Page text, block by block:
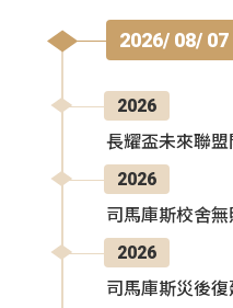
2026/ 08/ 07
2026
長耀盃未來聯
2026
司馬庫斯校舍
2026
司馬庫斯災後